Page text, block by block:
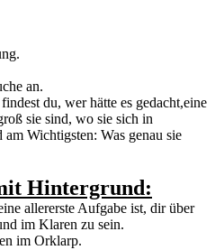
an.
findest du, wer hätte es gedacht,eine
sie sind, wo sie sich in
Wichtigsten: Was genau sie
Hintergrund:
allererste Aufgabe ist, dir über
im Klaren zu sein.
im Orklarp.